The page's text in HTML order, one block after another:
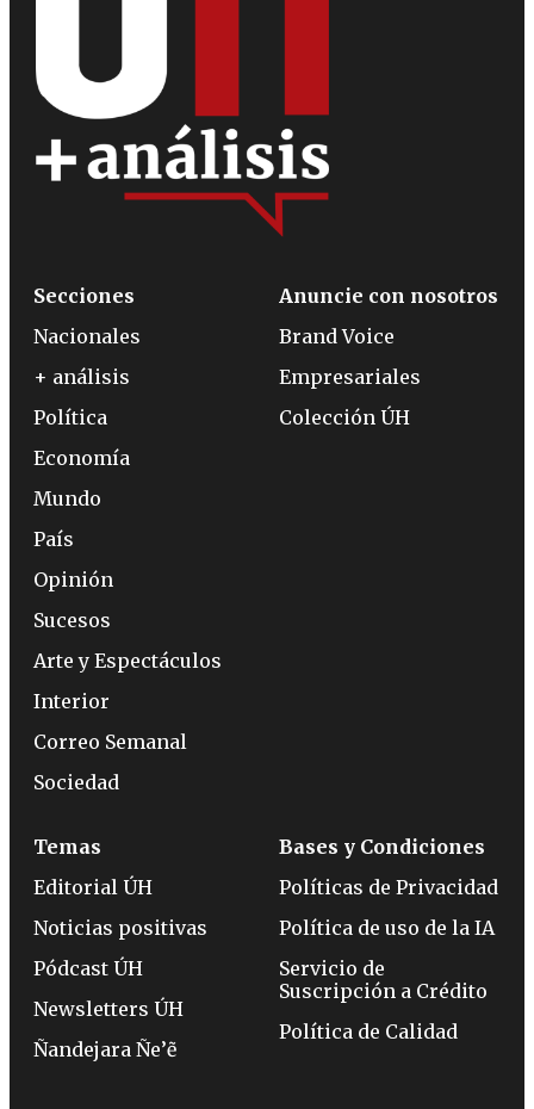
Secciones
Nacionales
+ análisis
Política
Economía
Mundo
País
Opinión
Sucesos
Arte y Espectáculos
Interior
Correo Semanal
Sociedad
Anuncie con nosotros
Brand Voice
Empresariales
Colección ÚH
Temas
Editorial ÚH
Noticias positivas
Pódcast ÚH
Newsletters ÚH
Ñandejara Ñe’ẽ
Bases y Condiciones
Políticas de Privacidad
Política de uso de la IA
Servicio de
Suscripción a Crédito
Política de Calidad